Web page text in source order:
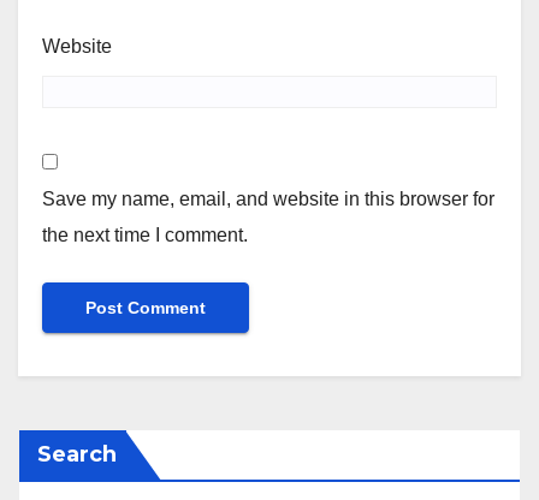
Website
Save my name, email, and website in this browser for
the next time I comment.
Search